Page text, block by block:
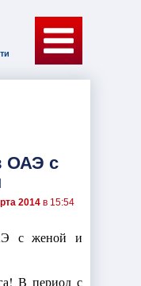
ОАЭ с
2014 в 15:54
В период с